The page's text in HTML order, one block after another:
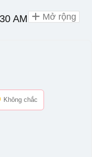
AM - 09:30 PM
Không chắc
Mở rộng